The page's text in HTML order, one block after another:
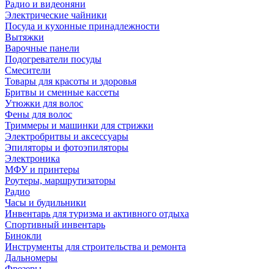
Радио и видеоняни
Электрические чайники
Посуда и кухонные принадлежности
Вытяжки
Варочные панели
Подогреватели посуды
Смесители
Товары для красоты и здоровья
Бритвы и сменные кассеты
Утюжки для волос
Фены для волос
Триммеры и машинки для стрижки
Электробритвы и аксессуары
Эпиляторы и фотоэпиляторы
Электроника
МФУ и принтеры
Роутеры, маршрутизаторы
Радио
Часы и будильники
Инвентарь для туризма и активного отдыха
Спортивный инвентарь
Бинокли
Инструменты для строительства и ремонта
Дальномеры